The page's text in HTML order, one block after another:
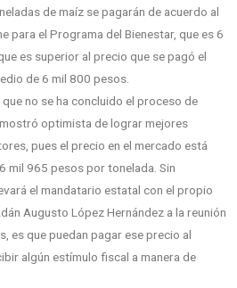
de maíz se pagarán de acuerdo al
para el Programa del Bienestar, que es 6
es superior al precio que se pagó el
de 6 mil 800 pesos.
no se ha concluido el proceso de
optimista de lograr mejores
pues el precio en el mercado está
mil 965 pesos por tonelada. Sin
el mandatario estatal con el propio
Augusto López Hernández a la reunión
es que puedan pagar ese precio al
algún estímulo fiscal a manera de